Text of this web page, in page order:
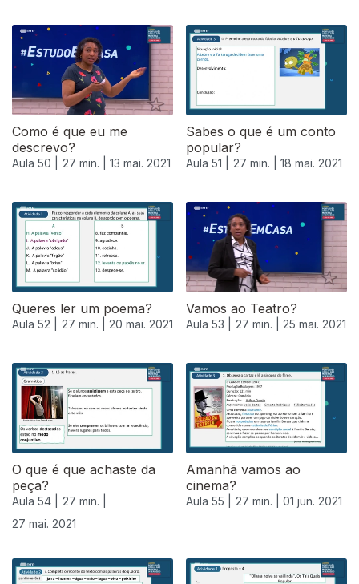
Como é que eu me
descrevo?
Aula 50 | 27 min. | 13 mai. 2021
Sabes o que é um conto
popular?
Aula 51 | 27 min. | 18 mai. 2021
Queres ler um poema?
Aula 52 | 27 min. | 20 mai. 2021
Vamos ao Teatro?
Aula 53 | 27 min. | 25 mai. 2021
O que é que achaste da
peça?
Aula 54 |
27 min. |
27 mai. 2021
Amanhã vamos ao
cinema?
Aula 55 | 27 min. | 01 jun. 2021